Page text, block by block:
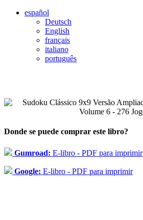
español
Deutsch
English
français
italiano
português
Donde se puede comprar este libro?
Gumroad: E-libro - PDF para imprimir
Google: E-libro - PDF para imprimir